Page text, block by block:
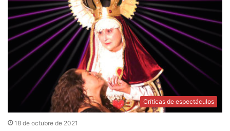
Críticas de espectáculos
18 de octubre de 2021